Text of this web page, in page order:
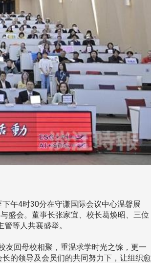
午4时30分在守谦国际会议中心温馨展
盛会。董事长张家宜、校长葛焕昭、三位
等人共襄盛举。
回母校相聚，重温求学时光之馀，更一
的领导及会员们的共同努力下，让组织愈